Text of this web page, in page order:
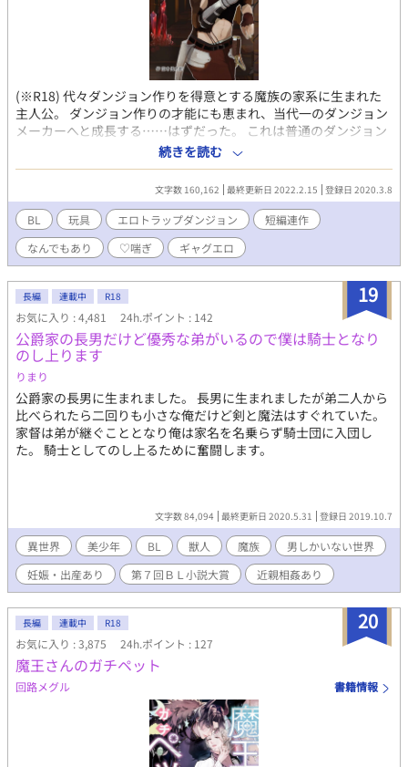
(※R18) 代々ダンジョン作りを得意とする魔族の家系に生まれた
主人公。 ダンジョン作りの才能にも恵まれ、当代一のダンジョン
メーカーへと成長する……はずだった。 これは普通のダンジョン
に飽きた魔族の青年が、唯一無二の渾身作として作った『エロト
ラップダンジョン』の物語である。 短編連作、頭を空っぽにして
読めるBL(？)です。 2021/06/05 表紙絵をはちのす様に描いていた
だきました！
続きを読む
文字数 160,162 最終更新日 2022.2.15 登録日 2020.3.8
BL 玩具 エロトラップダンジョン
短編連作
なんでもあり
♡喘ぎ ギャグエロ
19
長編 連載中 R18
お気に入り : 4,481 24h.ポイント : 142
公爵家の長男だけど優秀な弟がいるので僕は騎士となり
のし上ります
りまり
公爵家の長男に生まれました。 長男に生まれましたが弟二人から
比べられたら二回りも小さな俺だけど剣と魔法はすぐれていた。
家督は弟が継ぐこととなり俺は家名を名乗らず騎士団に入団し
た。 騎士としてのし上るために奮闘します。
文字数 84,094 最終更新日 2020.5.31 登録日 2019.10.7
異世界 美少年 BL 獣人 魔族
男しかいない世界
妊娠・出産あり
第７回ＢＬ小説大賞 近親相姦あり
20
長編 連載中 R18
お気に入り : 3,875 24h.ポイント : 127
魔王さんのガチペット
回路メグル 書籍情報